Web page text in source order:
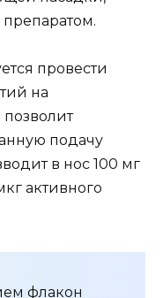
провести
на
подачу
в нос 100 мг
активного
флакон